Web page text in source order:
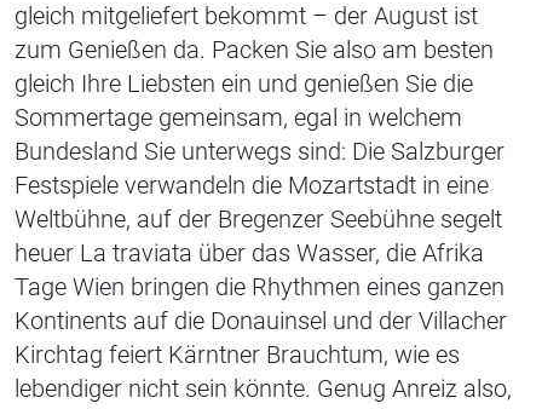
gleich mitgeliefert bekommt – der August ist
zum Genießen da. Packen Sie also am besten
gleich Ihre Liebsten ein und genießen Sie die
Sommertage gemeinsam, egal in welchem
Bundesland Sie unterwegs sind: Die Salzburger
Festspiele verwandeln die Mozartstadt in eine
Weltbühne, auf der Bregenzer Seebühne segelt
heuer La traviata über das Wasser, die Afrika
Tage Wien bringen die Rhythmen eines ganzen
Kontinents auf die Donauinsel und der Villacher
Kirchtag feiert Kärntner Brauchtum, wie es
lebendiger nicht sein könnte. Genug Anreiz also,